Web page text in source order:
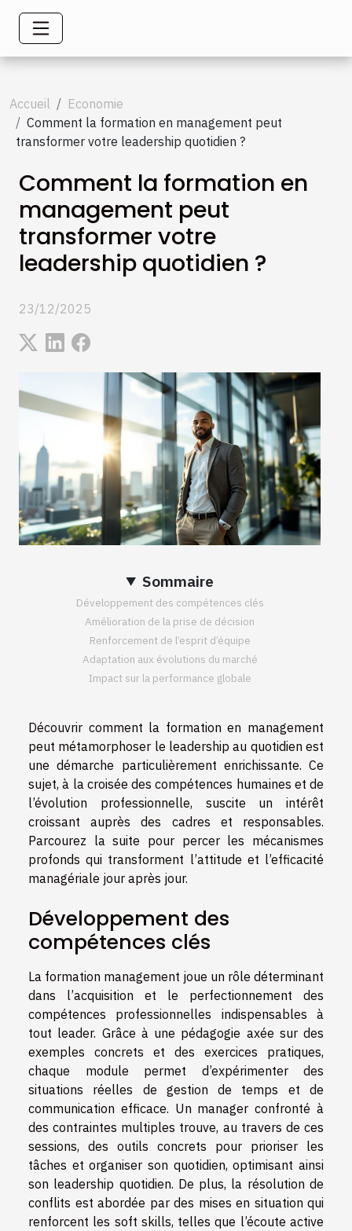
Accueil
Economie
Comment la formation en management peut
transformer votre leadership quotidien ?
Comment la formation en
management peut
transformer votre
leadership quotidien ?
23/12/2025
Sommaire
Développement des compétences clés
Amélioration de la prise de décision
Renforcement de l’esprit d’équipe
Adaptation aux évolutions du marché
Impact sur la performance globale
Découvrir comment la formation en management
peut métamorphoser le leadership au quotidien est
une démarche particulièrement enrichissante. Ce
sujet, à la croisée des compétences humaines et de
l’évolution professionnelle, suscite un intérêt
croissant auprès des cadres et responsables.
Parcourez la suite pour percer les mécanismes
profonds qui transforment l’attitude et l’efficacité
managériale jour après jour.
Développement des
compétences clés
La formation management joue un rôle déterminant
dans l’acquisition et le perfectionnement des
compétences professionnelles indispensables à
tout leader. Grâce à une pédagogie axée sur des
exemples concrets et des exercices pratiques,
chaque module permet d’expérimenter des
situations réelles de gestion de temps et de
communication efficace. Un manager confronté à
des contraintes multiples trouve, au travers de ces
sessions, des outils concrets pour prioriser les
tâches et organiser son quotidien, optimisant ainsi
son leadership quotidien. De plus, la résolution de
conflits est abordée par des mises en situation qui
renforcent les soft skills, telles que l’écoute active